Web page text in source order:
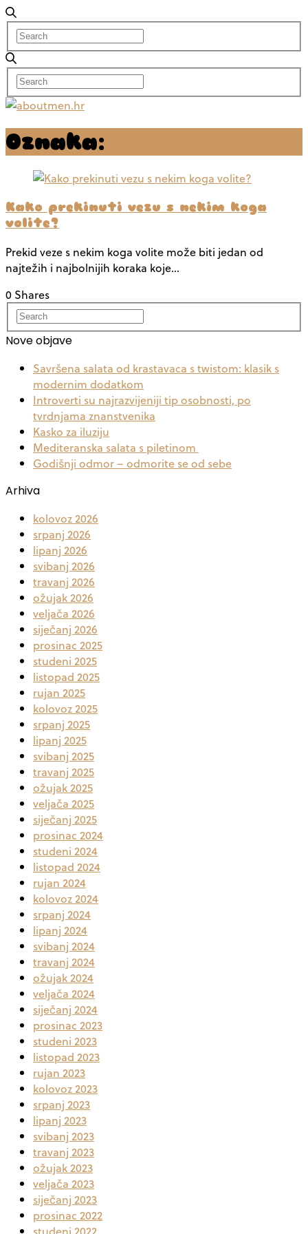
Oznaka:
Kako prekinuti vezu s nekim koga
volite?
Prekid veze s nekim koga volite može biti jedan od
najtežih i najbolnijih koraka koje…
0 Shares
Nove objave
Savršena salata od krastavaca s twistom: klasik s
modernim dodatkom
Introverti su najrazvijeniji tip osobnosti, po
tvrdnjama znanstvenika
Kasko za iluziju
Mediteranska salata s piletinom
Godišnji odmor – odmorite se od sebe
Arhiva
kolovoz 2026
srpanj 2026
lipanj 2026
svibanj 2026
travanj 2026
ožujak 2026
veljača 2026
siječanj 2026
prosinac 2025
studeni 2025
listopad 2025
rujan 2025
kolovoz 2025
srpanj 2025
lipanj 2025
svibanj 2025
travanj 2025
ožujak 2025
veljača 2025
siječanj 2025
prosinac 2024
studeni 2024
listopad 2024
rujan 2024
kolovoz 2024
srpanj 2024
lipanj 2024
svibanj 2024
travanj 2024
ožujak 2024
veljača 2024
siječanj 2024
prosinac 2023
studeni 2023
listopad 2023
rujan 2023
kolovoz 2023
srpanj 2023
lipanj 2023
svibanj 2023
travanj 2023
ožujak 2023
veljača 2023
siječanj 2023
prosinac 2022